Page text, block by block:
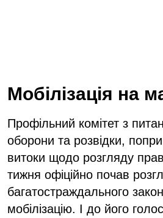
Мобілізація на
Профільний комітет з
оборони та розвідки,
витоки щодо розгляду
тижня офіційно почав
багатостраждального
мобілізацію. І до його